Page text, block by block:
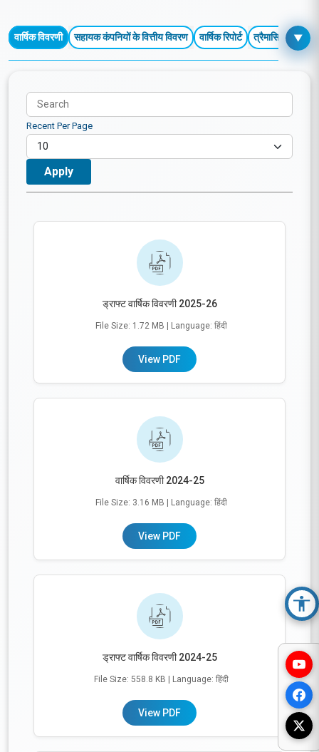
वार्षिक विवरणी सहायक कंपनियों के वित्तीय विवरण वार्षिक रिपोर्ट त्रैमासिक / चालू
▼
Recent Per Page
ड्राफ्ट वार्षिक विवरणी 2025-26
File Size: 1.72 MB | Language: हिंदी
View PDF
वार्षिक विवरणी 2024-25
File Size: 3.16 MB | Language: हिंदी
View PDF
ड्राफ्ट वार्षिक विवरणी 2024-25
File Size: 558.8 KB | Language: हिंदी
View PDF